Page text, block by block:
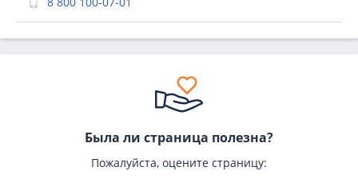
Была ли страница полезна?
Пожалуйста, оцените страницу: